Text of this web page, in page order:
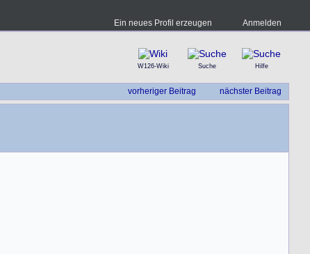
Ein neues Profil erzeugen Anmelden
W126-Wiki Suche Hilfe
vorheriger Beitrag nächster Beitrag